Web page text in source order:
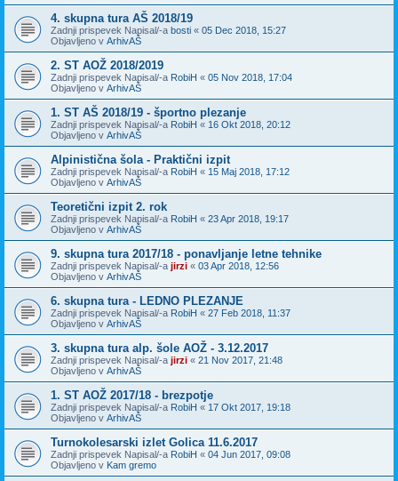
4. skupna tura AŠ 2018/19
Zadnji prispevek Napisal/-a bosti « 05 Dec 2018, 15:27
Objavljeno v ArhivAŠ
2. ST AOŽ 2018/2019
Zadnji prispevek Napisal/-a RobiH « 05 Nov 2018, 17:04
Objavljeno v ArhivAŠ
1. ST AŠ 2018/19 - športno plezanje
Zadnji prispevek Napisal/-a RobiH « 16 Okt 2018, 20:12
Objavljeno v ArhivAŠ
Alpinistična šola - Praktični izpit
Zadnji prispevek Napisal/-a RobiH « 15 Maj 2018, 17:12
Objavljeno v ArhivAŠ
Teoretični izpit 2. rok
Zadnji prispevek Napisal/-a RobiH « 23 Apr 2018, 19:17
Objavljeno v ArhivAŠ
9. skupna tura 2017/18 - ponavljanje letne tehnike
Zadnji prispevek Napisal/-a jirzi « 03 Apr 2018, 12:56
Objavljeno v ArhivAŠ
6. skupna tura - LEDNO PLEZANJE
Zadnji prispevek Napisal/-a RobiH « 27 Feb 2018, 11:37
Objavljeno v ArhivAŠ
3. skupna tura alp. šole AOŽ - 3.12.2017
Zadnji prispevek Napisal/-a jirzi « 21 Nov 2017, 21:48
Objavljeno v ArhivAŠ
1. ST AOŽ 2017/18 - brezpotje
Zadnji prispevek Napisal/-a RobiH « 17 Okt 2017, 19:18
Objavljeno v ArhivAŠ
Turnokolesarski izlet Golica 11.6.2017
Zadnji prispevek Napisal/-a RobiH « 04 Jun 2017, 09:08
Objavljeno v Kam gremo